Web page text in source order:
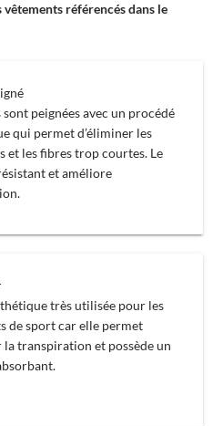
vêtements référencés dans le
sont peignées avec un procédé
qui permet d’éliminer les
et les fibres trop courtes. Le
et améliore
très utilisée pour les
de sport car elle permet
la transpiration et possède un